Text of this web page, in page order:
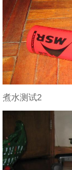
煮水测试2